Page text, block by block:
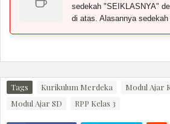
sedekah "SEIKLASNYA"
di atas. Alasannya
Tags Kurikulum Merdeka Modul Ajar
Modul Ajar SD
RPP Kelas 3